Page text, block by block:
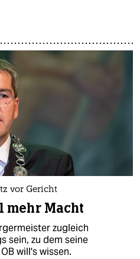
vor Gericht
Macht
zugleich
sein, zu dem seine
will's wissen.